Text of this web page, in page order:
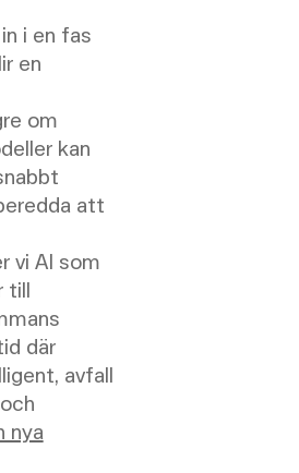
i en fas
en
om
kan
att
vi AI som
till
där
avfall
nya